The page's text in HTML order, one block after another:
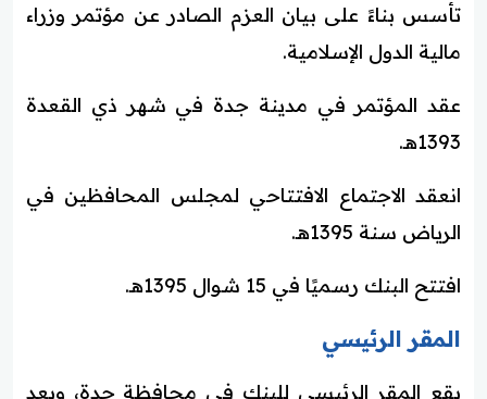
تأسس بناءً على بيان العزم الصادر عن مؤتمر وزراء
مالية الدول الإسلامية.
عقد المؤتمر في مدينة جدة في شهر ذي القعدة
1393هـ.
انعقد الاجتماع الافتتاحي لمجلس المحافظين في
الرياض سنة 1395هـ.
افتتح البنك رسميًا في 15 شوال 1395هـ.
المقر الرئيسي
يقع المقر الرئيسي للبنك في محافظة جدة، ويعد